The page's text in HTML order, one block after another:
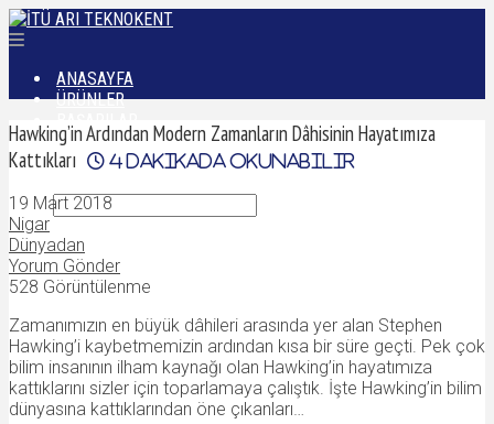
ANASAYFA
ÜRÜNLER
BAŞARILAR
DÜNYADAN
İLETIŞIM
Hawking’in Ardından Modern Zamanların Dâhisinin Hayatımıza
Kattıkları
4 dakikada okunabilir
19 Mart 2018
Nigar
Dünyadan
Yorum Gönder
528 Görüntülenme
Zamanımızın en büyük dâhileri arasında yer alan Stephen
Hawking’i kaybetmemizin ardından kısa bir süre geçti. Pek çok
bilim insanının ilham kaynağı olan Hawking’in hayatımıza
kattıklarını sizler için toparlamaya çalıştık. İşte Hawking’in bilim
dünyasına kattıklarından öne çıkanları…